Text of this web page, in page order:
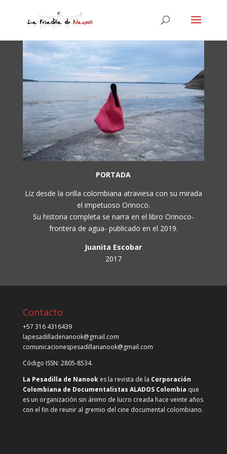
PORTADA
Liz desde la orilla colombiana atraviesa con su mirada
el impetuoso Orinoco.
Su historia completa se narra en el libro Orinoco-
frontera de agua- publicado en el 2019.
Juanita Escobar
2017
Contacto
+57 316 4316439
lapesadilladenanook@gmail.com
comunicacionespesadillananook@gmail.com
Código ISSN: 2805-8534.
La Pesadilla de Nanookes la revista de la Corporación
Colombiana de Documentalistas ALADOS Colombia que
es un organización sin ánimo de lucro creada hace veinte años
con el fin de reunir al gremio del cine documental colombiano.